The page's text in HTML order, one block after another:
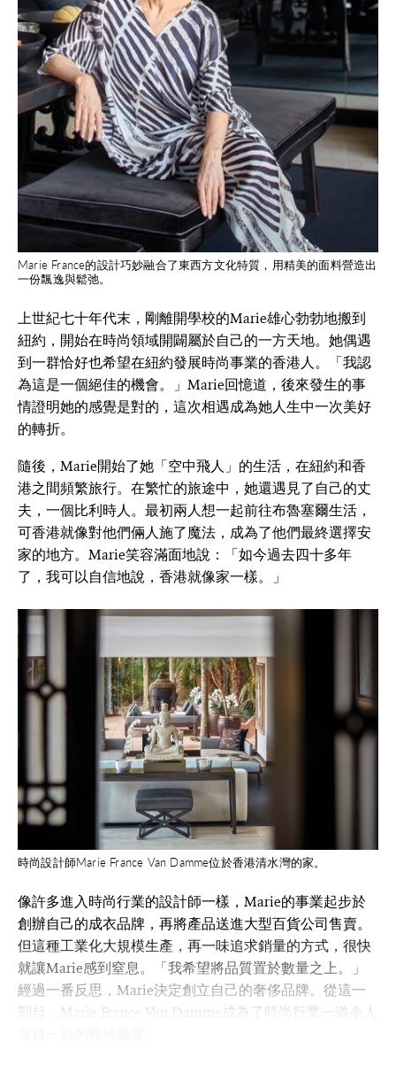
Marie France的設計巧妙融合了東西方文化特質，用精美的面料營造出
一份飄逸與鬆弛。
上世紀七十年代末，剛離開學校的Marie雄心勃勃地搬到
紐約，開始在時尚領域開闢屬於自己的一方天地。她偶遇
到一群恰好也希望在紐約發展時尚事業的香港人。「我認
為這是一個絕佳的機會。」Marie回憶道，後來發生的事
情證明她的感覺是對的，這次相遇成為她人生中一次美好
的轉折。
隨後，Marie開始了她「空中飛人」的生活，在紐約和香
港之間頻繁旅行。在繁忙的旅途中，她還遇見了自己的丈
夫，一個比利時人。最初兩人想一起前往布魯塞爾生活，
可香港就像對他們倆人施了魔法，成為了他們最終選擇安
家的地方。Marie笑容滿面地說：「如今過去四十多年
了，我可以自信地說，香港就像家一樣。」
時尚設計師Marie France Van Damme位於香港清水灣的家。
像許多進入時尚行業的設計師一樣，Marie的事業起步於
創辦自己的成衣品牌，再將產品送進大型百貨公司售賣。
但這種工業化大規模生產，再一味追求銷量的方式，很快
就讓Marie感到窒息。「我希望將品質置於數量之上。」
經過一番反思，Marie決定創立自己的奢侈品牌。從這一
刻起，Marie France Van Damme成為了時尚行業一道令人